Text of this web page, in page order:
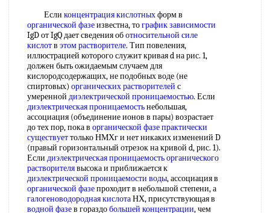
Если концентрация кислотныхформ в
органической фазеизвестна, тографик зависимости
IgD от IgQ дает сведения оботносительной силе
кислотв этом растворителе. Тип повеления,
иллюстрацией которого служит кривая d на рис. 1,
должен быть ожидаемым случаем для
кислородсодержащих, не подобных воде (не
спиртовых) органических растворителей с
умеренной диэлектрической проницаемостью. Если
диэлектрическая проницаемостьнебольшая,
ассоциация (объединение ионов в пары) возрастает
до тех пор, пока в органической фазепрактически
существуеттолько НМХг и нет никаких изменений D
(правый горизонтальный отрезок на кривой d, рис. 1).
Если диэлектрическая проницаемость органического
растворителявысока и приближается к
диэлектрической проницаемости воды, ассоциация в
органической фазепроходит в небольшой степени, а
галогеноводородная кислотаНХ, присутствующая в
водной фазев гораздобольшей концентрации, чем